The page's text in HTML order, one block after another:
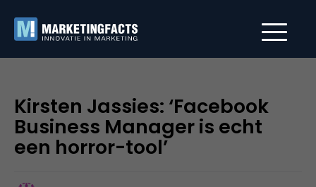
Kirsten Jassies: ‘Facebook
Business Manager is echt
een horror-tool’